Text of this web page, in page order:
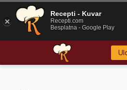
Recepti - Kuvar
Recepti.com
Besplatna - Google Play